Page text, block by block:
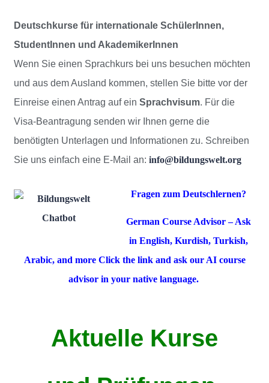
Deutschkurse für internationale SchülerInnen,
StudentInnen und AkademikerInnen
Wenn Sie einen Sprachkurs bei uns besuchen möchten
und aus dem Ausland kommen, stellen Sie bitte vor der
Einreise einen Antrag auf einSprachvisum. Für die
Visa-Beantragung senden wir Ihnen gerne die
benötigten Unterlagen und Informationen zu. Schreiben
Sie uns einfach eine E-Mail an:info@bildungswelt.org
Fragen zum Deutschlernen?
German Course Advisor – Ask
in English, Kurdish, Turkish,
Arabic, and more Click the link and ask our AI course
advisor in your native language.
Aktuelle Kurse